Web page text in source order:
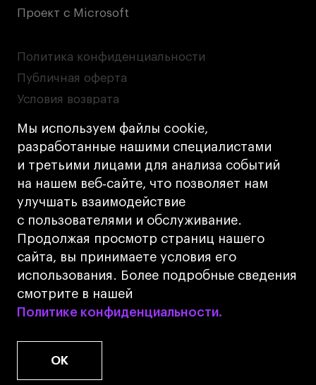
Мы используем файлы cookie,
разработанные нашими специалистами
и третьими лицами для анализа событий
на нашем веб‑сайте, что позволяет нам
улучшать взаимодействие
с пользователями и обслуживание.
Продолжая просмотр страниц нашего
сайта, вы принимаете условия его
использования. Более подробные сведения
смотрите в нашей
Политике конфиденциальности.
Политике конфиденциальности.
OK
Проект с Microsoft
© 2026 БВШД
Политика конфиденциальности
Публичная оферта
Условия возврата
Кредит на образование с господдержкой
Лицензия на осуществление образовательной
деятельности АНО ВО «Универсальный
Университет»
Карта сайта
Дизайн
Разработка